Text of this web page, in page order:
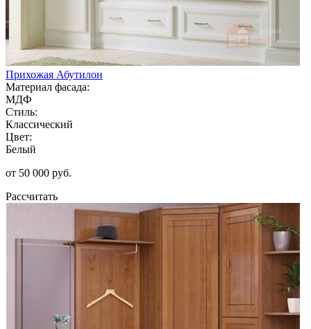
Прихожая Абутилон
Материал фасада:
МДФ
Стиль:
Классический
Цвет:
Белый
от 50 000 руб.
Рассчитать